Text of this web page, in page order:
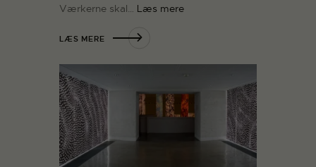
Værkerne skal… Læs mere
LÆS MERE